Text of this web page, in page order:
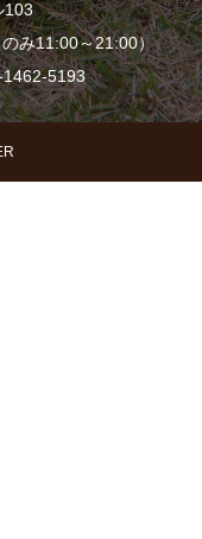
103
み11:00～21:00）
1462-5193